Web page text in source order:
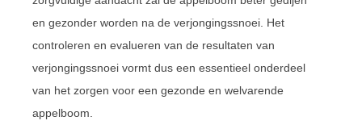
en gezonder worden na de verjongingssnoei. Het
controleren en evalueren van de resultaten van
verjongingssnoei vormt dus een essentieel onderdeel
van het zorgen voor een gezonde en welvarende
appelboom.